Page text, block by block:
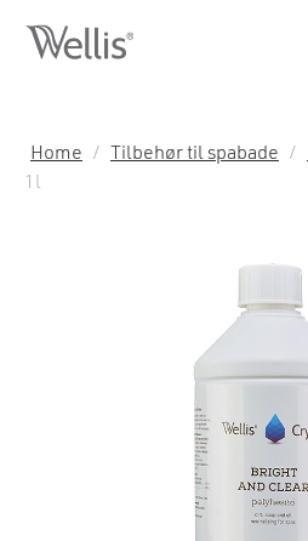
Home / Tilbehør til spabade /
1l